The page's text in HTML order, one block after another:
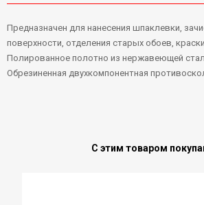
Предназначен для нанесения шпаклевки,
поверхности, отделения старых обоев,
Полированное полотно из нержавеющей
Обрезиненная двухкомпонентная
С этим товаром